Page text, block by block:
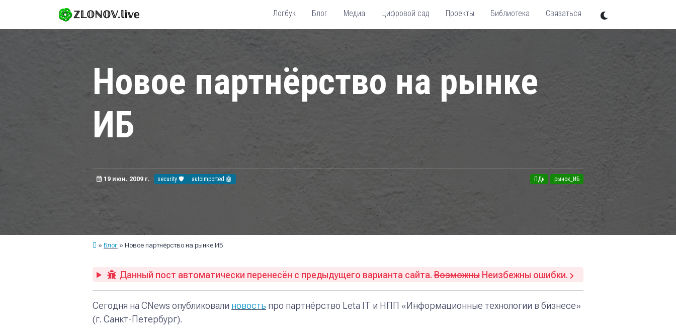
ℤ𝕃𝕆ℕ𝕆𝕍.𝕝𝕚𝕧𝕖 Логбук Блог Медиа Цифровой сад Проекты Библиотека Связаться
Новое партнёрство на рынке
ИБ
19 июн. 2009 г. security 🛡️ autoimported 🤖 ПДн рынок_ИБ
Блог Новое партнёрство на рынке ИБ
Данный пост автоматически перенесён с предыдущего варианта сайта.ВозможныНеизбежны ошибки.
Сегодня на CNews опубликовали новость про партнёрство Leta IT и НПП «Информационные технологии в бизнесе»
(г. Санкт-Петербург).